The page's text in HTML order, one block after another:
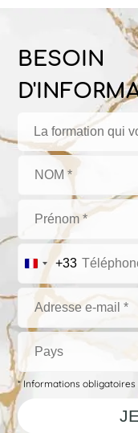
BESOIN
La formation qui
+33
* Informations obligatoires